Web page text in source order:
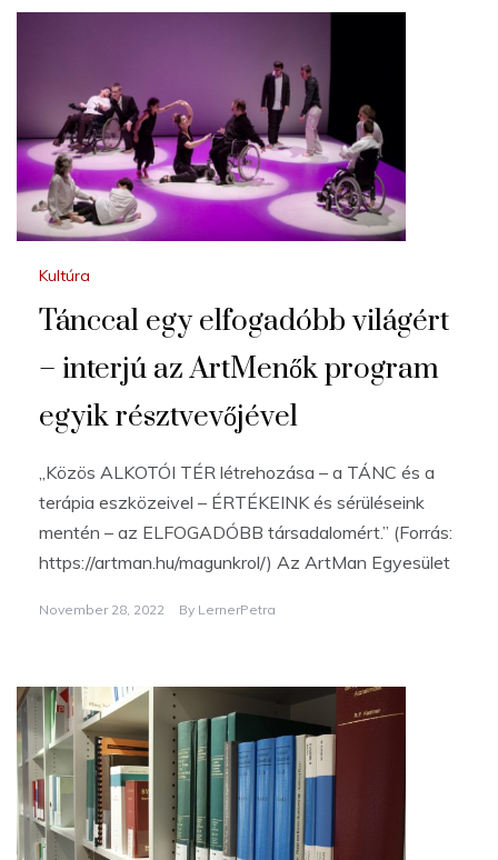
Kultúra
Tánccal egy elfogadóbb világért
– interjú az ArtMenők program
egyik résztvevőjével
„Közös ALKOTÓI TÉR létrehozása – a TÁNC és a
terápia eszközeivel – ÉRTÉKEINK és sérüléseink
mentén – az ELFOGADÓBB társadalomért.” (Forrás:
https://artman.hu/magunkrol/) Az ArtMan Egyesület
November 28, 2022 By LernerPetra